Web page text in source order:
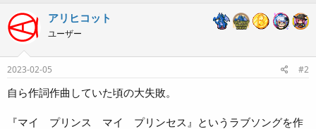
e
r
アリヒコット
ユーザー
2023-02-05 #2
自ら作詞作曲していた頃の大失敗。
『マイ プリンス マイ プリンセス』というラブソングを作